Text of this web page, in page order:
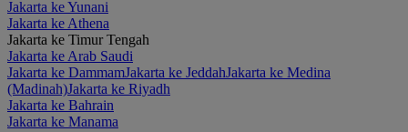
Jakarta ke Yunani
Jakarta ke Athena
Jakarta ke Timur Tengah
Jakarta ke Arab Saudi
Jakarta ke DammamJakarta ke JeddahJakarta ke Medina
(Madinah)Jakarta ke Riyadh
Jakarta ke Bahrain
Jakarta ke Manama